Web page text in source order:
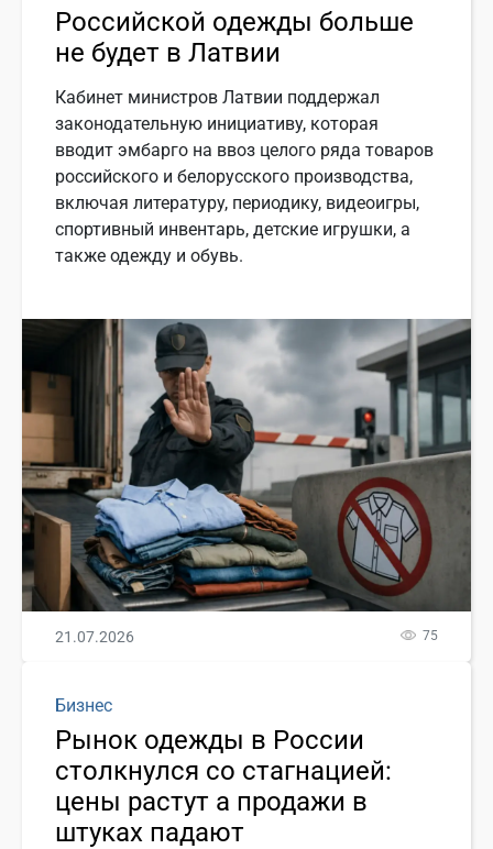
Российской одежды больше
не будет в Латвии
Кабинет министров Латвии поддержал
законодательную инициативу, которая
вводит эмбарго на ввоз целого ряда товаров
российского и белорусского производства,
включая литературу, периодику, видеоигры,
спортивный инвентарь, детские игрушки, а
также одежду и обувь.
21.07.2026 75
Бизнес
Рынок одежды в России
столкнулся со стагнацией:
цены растут а продажи в
штуках падают